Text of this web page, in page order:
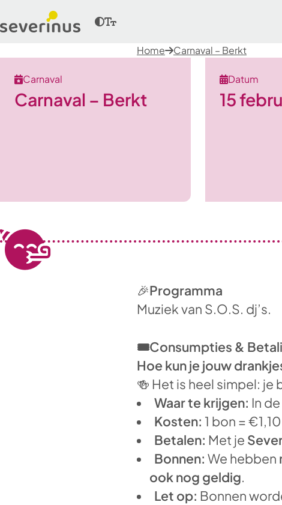
Home Carnaval – Berkt
Carnaval
Carnaval – Berkt
Datum
15
🎉Programma
Muziek van S.O.S. dj’s.
🎟️Consumpties &
Hoe kun je jouw
🍻 Het is heel simpel: je
Waar te krijgen: In
Kosten: 1 bon = €1,10
Betalen: Met je
Bonnen: We hebben
ook nog geldig.
Let op: Bonnen